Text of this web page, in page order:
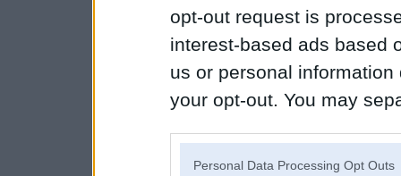
opt-out request is
interest-based ads based
us or personal
your opt-out. You may
Personal Data Processing Opt Outs